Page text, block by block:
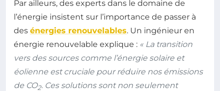
Par ailleurs, des experts dans le domaine de
l’énergie insistent sur l’importance de passer à
des énergies renouvelables. Un ingénieur en
énergie renouvelable explique : « La transition
vers des sources comme l’énergie solaire et
éolienne est cruciale pour réduire nos émissions
de CO2. Ces solutions sont non seulement